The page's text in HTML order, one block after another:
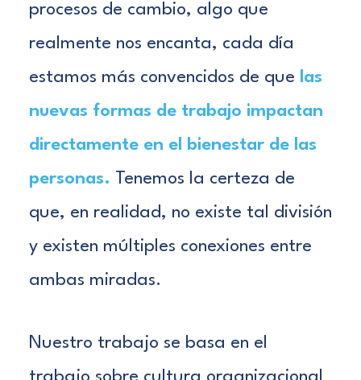
procesos de cambio, algo que
realmente nos encanta, cada día
estamos más convencidos de que las
nuevas formas de trabajo impactan
directamente en el bienestar de las
personas. Tenemos la certeza de
que, en realidad, no existe tal división
y existen múltiples conexiones entre
ambas miradas.
Nuestro trabajo se basa en el